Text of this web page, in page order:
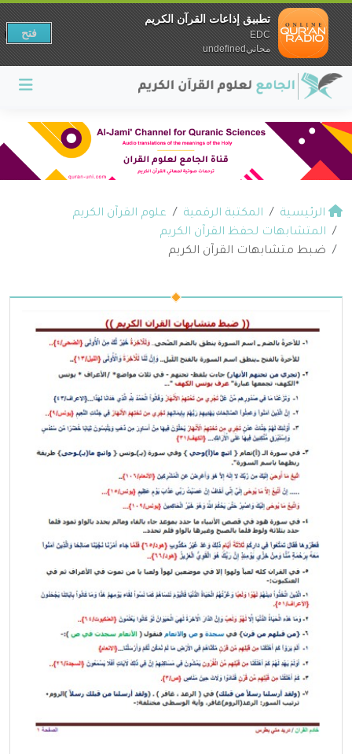
الرئيسية المكتبة الرقمية
علوم القرآن الكريم
المتشابهات لحفظ القرآن الكريم
ضبط متشابهات القرآن الكريم
تطبيق إذاعات القرآن الكريم
EDC
مجانيundefined
فتح